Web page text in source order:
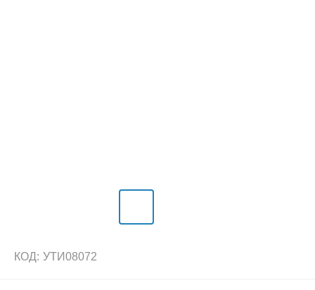
КОД: УТИ08072